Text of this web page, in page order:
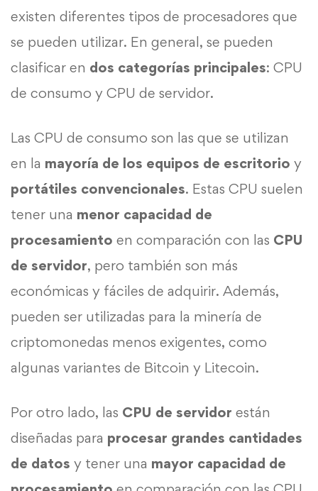
existen diferentes tipos de procesadores que
se pueden utilizar. En general, se pueden
clasificar en dos categorías principales: CPU
de consumo y CPU de servidor.
Las CPU de consumo son las que se utilizan
en la mayoría de los equipos de escritorio y
portátiles convencionales. Estas CPU suelen
tener una menor capacidad de
procesamiento en comparación con las CPU
de servidor, pero también son más
económicas y fáciles de adquirir. Además,
pueden ser utilizadas para la minería de
criptomonedas menos exigentes, como
algunas variantes de Bitcoin y Litecoin.
Por otro lado, las CPU de servidor están
diseñadas para procesar grandes cantidades
de datos y tener una mayor capacidad de